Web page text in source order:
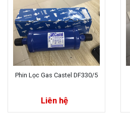
Phin Lọc Gas Castel DF330/5
Liên hệ